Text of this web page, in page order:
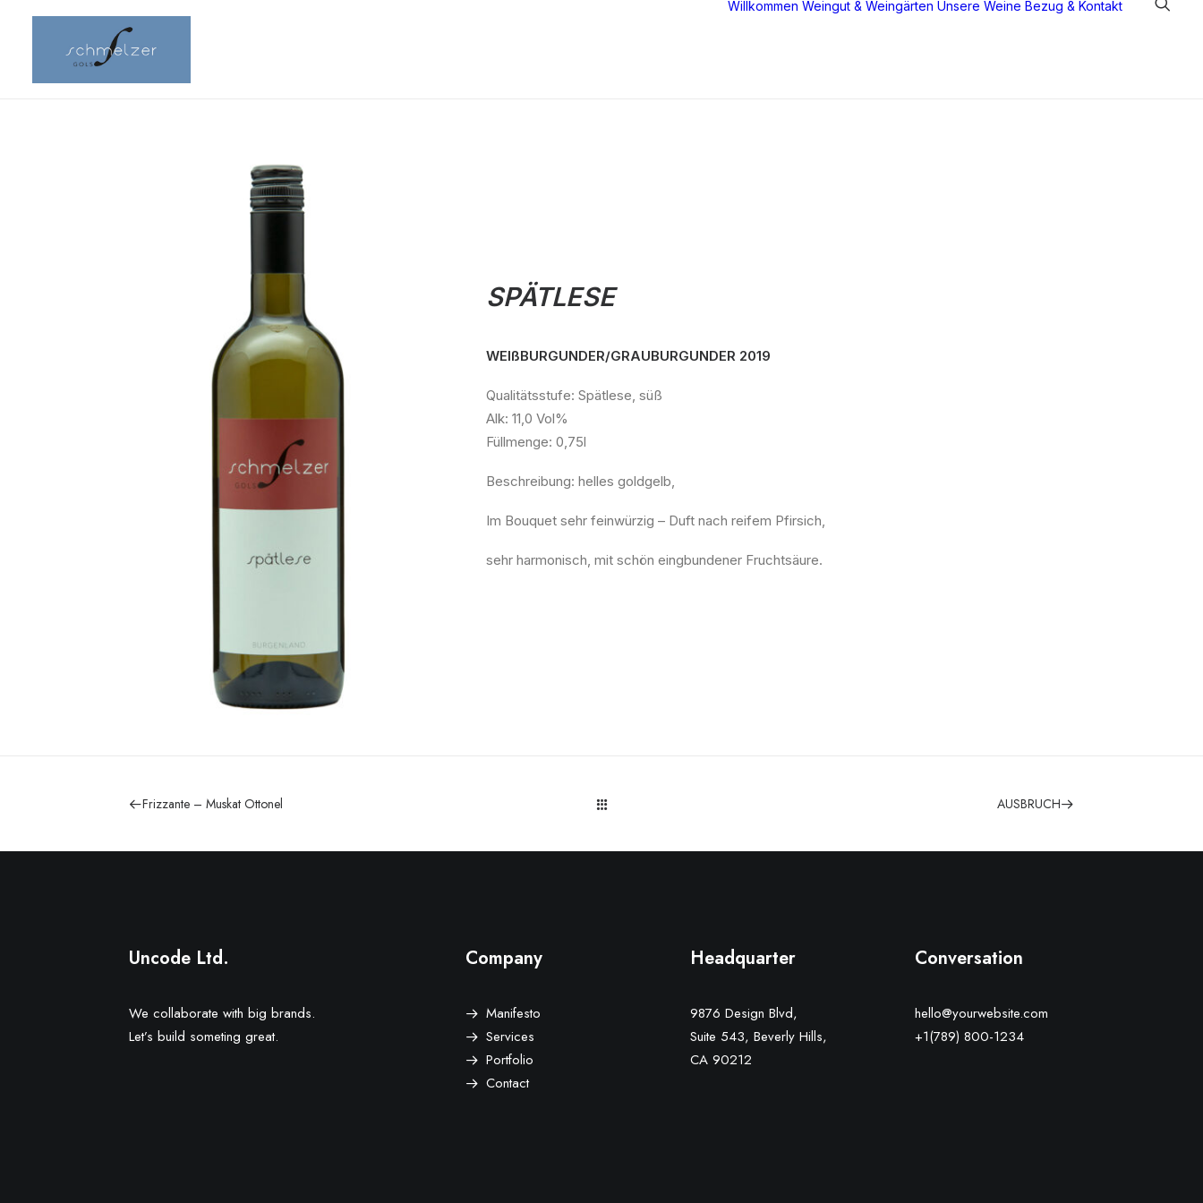
Willkommen Weingut & Weingärten Unsere Weine Bezug & Kontakt
SPÄTLESE
WEIßBURGUNDER/GRAUBURGUNDER 2019
Qualitätsstufe: Spätlese, süß
Alk: 11,0 Vol%
Füllmenge: 0,75l
Beschreibung: helles goldgelb,
Im Bouquet sehr feinwürzig – Duft nach reifem Pfirsich,
sehr harmonisch, mit schön eingbundener Fruchtsäure.
Frizzante – Muskat Ottonel AUSBRUCH
Uncode Ltd.
We collaborate with big brands.
Let’s build someting great.
Company
Manifesto
Services
Portfolio
Contact
Headquarter
9876 Design Blvd,
Suite 543, Beverly Hills,
CA 90212
Conversation
hello@yourwebsite.com
+1(789) 800-1234